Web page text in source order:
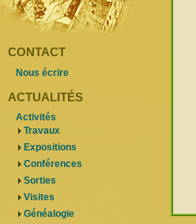
CONTACT
Nous écrire
ACTUALITÉS
Activités
Travaux
Expositions
Conférences
Sorties
Visites
Généalogie